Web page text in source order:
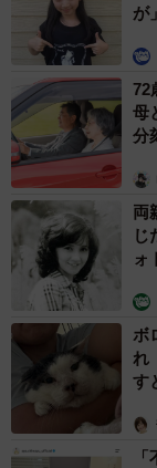
が
72
母
分
両
じ
ォ
ボ
れ
す